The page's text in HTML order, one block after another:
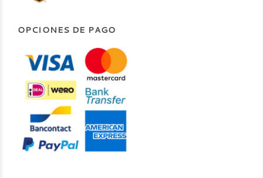
OPCIONES DE PAGO